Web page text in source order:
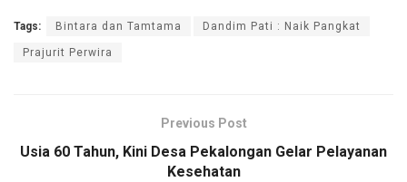
ce
b
k
tt
er
ail at
p
p
py
k
ar
Tags: Bintara dan Tamtama Dandim Pati : Naik Pangkat
Prajurit Perwira
Previous Post
Usia 60 Tahun, Kini Desa Pekalongan Gelar Pelayanan
Kesehatan